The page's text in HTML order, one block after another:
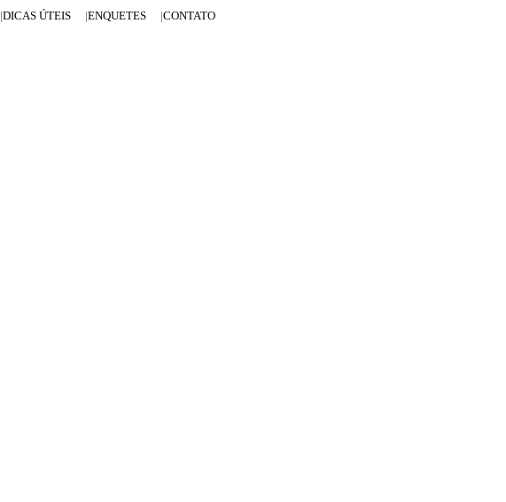
DICAS ÚTEIS ENQUETES
CONTATO